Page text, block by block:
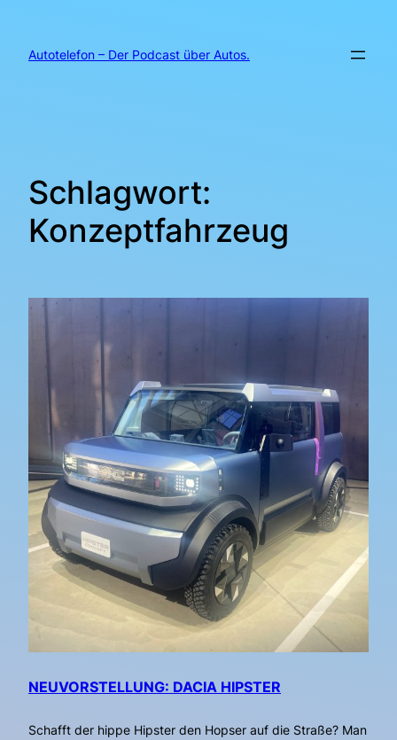
springen
Autotelefon – Der Podcast über Autos.
Schlagwort:
Konzeptfahrzeug
NEUVORSTELLUNG: DACIA HIPSTER
Schafft der hippe Hipster den Hopser auf die Straße? Man